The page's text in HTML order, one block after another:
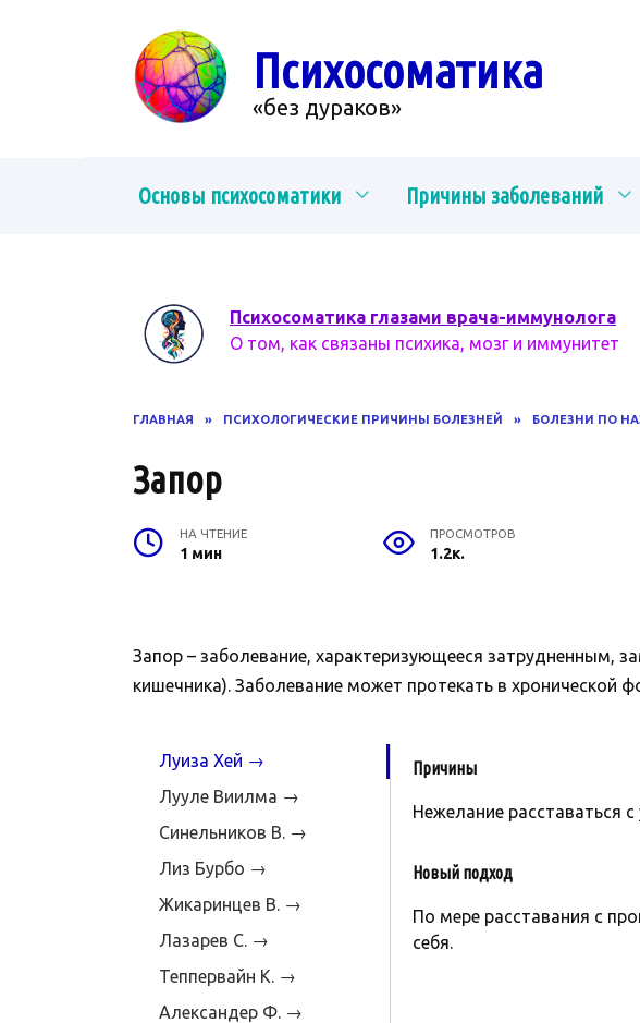
Психосоматика
«без дураков»
Основы психосоматики Причины заболеваний
Психосоматика глазами врача-иммунолога
О том, как связаны психика, мозг и иммунитет
ГЛАВНАЯ » ПСИХОЛОГИЧЕСКИЕ ПРИЧИНЫ БОЛЕЗНЕЙ » БОЛЕЗНИ ПО
Запор
НА ЧТЕНИЕ
1 мин
ПРОСМОТРОВ
1.2к.
Запор – заболевание, характеризующееся
кишечника). Заболевание может протекать в
Луиза Хей →
Лууле Виилма →
Синельников В. →
Лиз Бурбо →
Жикаринцев В. →
Лазарев С. →
Теппервайн К. →
Александер Ф. →
Причины
Нежелание расставаться
Новый подход
По мере расставания с
себя.